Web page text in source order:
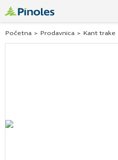
Početna > Prodavnica > Kant trake